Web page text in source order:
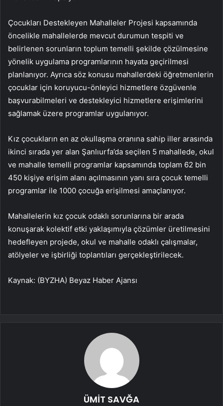
Çocukları Destekleyen Mahalleler Projesi kapsamında
öncelikle mahallelerde mevcut durumun tespiti ve
belirlenen sorunların toplum temelli şekilde çözülmesine
yönelik uygulama programlarının hayata geçirilmesi
planlanıyor. Ayrıca söz konusu mahallerdeki öğretmenlerin
çocuklar için koruyucu-önleyici hizmetlere özgüvenle
başvurabilmeleri ve destekleyici hizmetlere erişimlerini
sağlamak üzere programlar uygulanıyor.
Kız çocukların en az okullaşma oranına sahip iller arasında
ikinci sırada yer alan Şanlıurfa’da seçilen 5 mahallede, okul
ve mahalle temelli programlar kapsamında toplam 62 bin
450 kişiye erişim alanı açılmasının yanı sıra çocuk temelli
programlar ile 1000 çocuğa erişilmesi amaçlanıyor.
Mahallelerin kız çocuk odaklı sorunlarına bir arada
konuşarak kolektif etki yaklaşımıyla çözümler üretilmesini
hedefleyen projede, okul ve mahalle odaklı çalışmalar,
atölyeler ve işbirliği toplantıları gerçekleştirilecek.
Kaynak: (BYZHA) Beyaz Haber Ajansı
ÜMİT SAVĞA